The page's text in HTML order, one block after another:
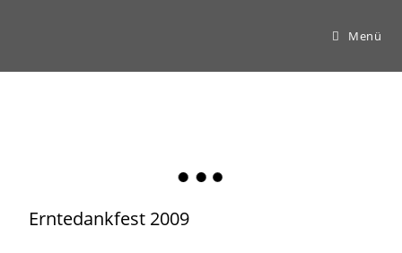
Menü
Erntedankfest 2009